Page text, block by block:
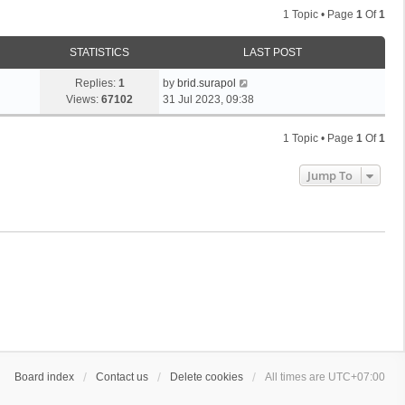
1 Topic • Page 1 Of1
STATISTICS LAST POST
Replies: 1
Views: 67102
by brid.surapol
31 Jul 2023, 09:38
1 Topic • Page 1 Of1
Jump To
Board index Contact us Delete cookies All times are UTC+07:00